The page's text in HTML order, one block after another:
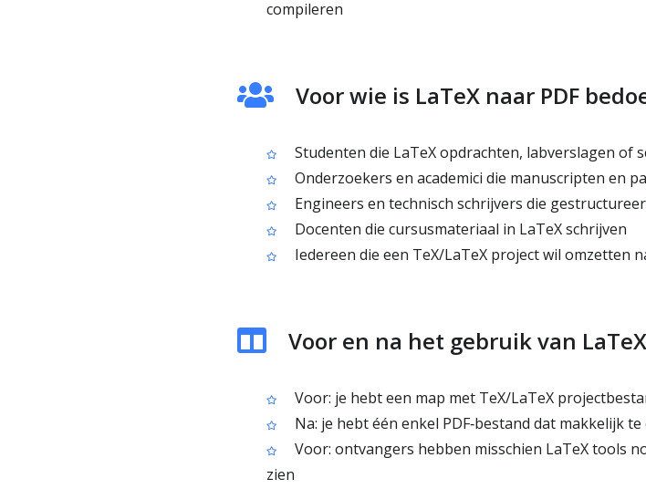
compileren
Voor wie is LaTeX naar PDF
Studenten die LaTeX opdrachten, labverslagen of
Onderzoekers en academici die manuscripten en
Engineers en technisch schrijvers die
Docenten die cursusmateriaal in LaTeX schrijven
Iedereen die een TeX/LaTeX project wil omzetten
Voor en na het gebruik van
Voor: je hebt een map met TeX/LaTeX
Na: je hebt één enkel PDF‑bestand dat makkelijk
Voor: ontvangers hebben misschien LaTeX tools
zien